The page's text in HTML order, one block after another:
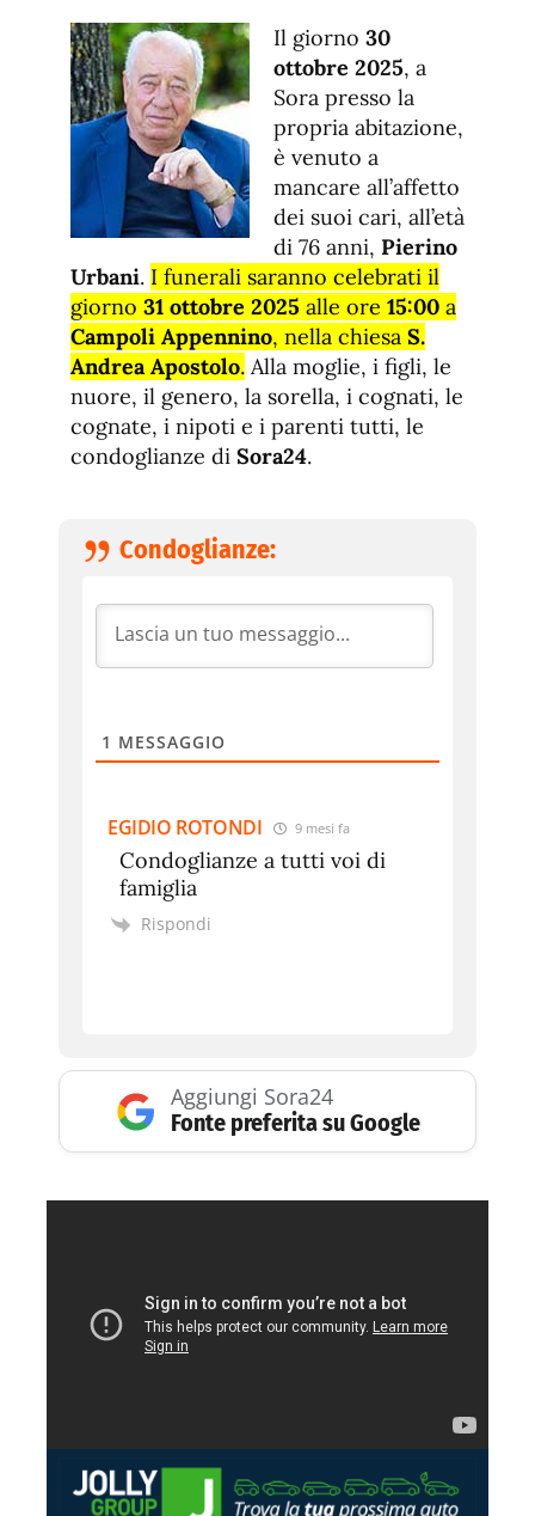
fuente.
de
fuente
de
fuente.
Il giorno 30
ottobre 2025, a
Sora presso la
propria abitazione,
è venuto a
mancare all’affetto
dei suoi cari, all’età
di 76 anni, Pierino
Urbani. I funerali saranno celebrati il
giorno 31 ottobre 2025 alle ore 15:00 a
Campoli Appennino, nella chiesa S.
Andrea Apostolo. Alla moglie, i figli, le
nuore, il genero, la sorella, i cognati, le
cognate, i nipoti e i parenti tutti, le
condoglianze di Sora24.
Condoglianze:
1 MESSAGGIO
EGIDIO ROTONDI 9 mesi fa
Condoglianze a tutti voi di
famiglia
Rispondi
Aggiungi Sora24
Fonte preferita su Google